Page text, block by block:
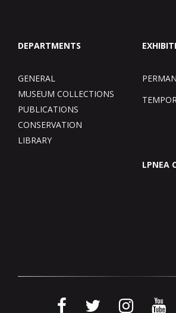
DEPARTMENTS
GENERAL
MUSEUM COLLECTIONS
PUBLICATIONS
CONSERVATION
LIBRARY
LPNEA